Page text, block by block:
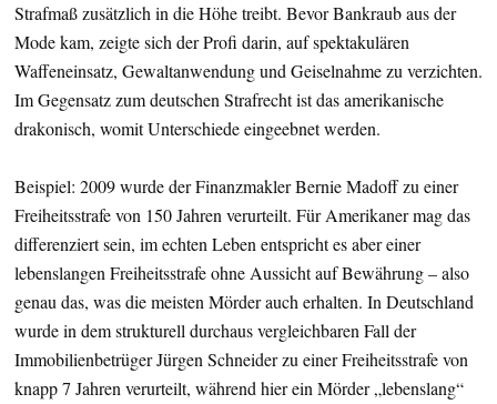
Strafmaß zusätzlich in die Höhe treibt. Bevor Bankraub aus der
Mode kam, zeigte sich der Profi darin, auf spektakulären
Waffeneinsatz, Gewaltanwendung und Geiselnahme zu verzichten.
Im Gegensatz zum deutschen Strafrecht ist das amerikanische
drakonisch, womit Unterschiede eingeebnet werden.
Beispiel: 2009 wurde der Finanzmakler Bernie Madoff zu einer
Freiheitsstrafe von 150 Jahren verurteilt. Für Amerikaner mag das
differenziert sein, im echten Leben entspricht es aber einer
lebenslangen Freiheitsstrafe ohne Aussicht auf Bewährung – also
genau das, was die meisten Mörder auch erhalten. In Deutschland
wurde in dem strukturell durchaus vergleichbaren Fall der
Immobilienbetrüger Jürgen Schneider zu einer Freiheitsstrafe von
knapp 7 Jahren verurteilt, während hier ein Mörder „lebenslang“